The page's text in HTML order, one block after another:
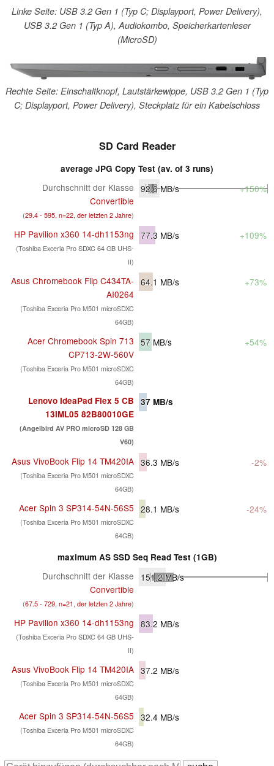
Linke Seite: USB 3.2 Gen 1 (Typ C; Displayport, Power Delivery),
USB 3.2 Gen 1 (Typ A), Audiokombo, Speicherkartenleser
(MicroSD)
Rechte Seite: Einschaltknopf, Lautstärkewippe, USB 3.2 Gen 1 (Typ
C; Displayport, Power Delivery), Steckplatz für ein Kabelschloss
SD Card Reader
average JPG Copy Test (av. of 3 runs)
Durchschnitt der Klasse
Convertible
(29.4 - 595, n=22, der letzten 2 Jahre)
92.6MB/s +150%
HP Pavilion x360 14-dh1153ng
(Toshiba Exceria Pro SDXC 64 GB UHS-
II)
77.3 MB/s +109%
Asus Chromebook Flip C434TA-
AI0264
(Toshiba Exceria Pro M501 microSDXC
64GB)
64.1 MB/s +73%
Acer Chromebook Spin 713
CP713-2W-560V
(Toshiba Exceria Pro M501 microSDXC
64GB)
57 MB/s +54%
Lenovo IdeaPad Flex 5 CB
13IML05 82B80010GE
(Angelbird AV PRO microSD 128 GB
V60)
37 MB/s
Asus VivoBook Flip 14 TM420IA
(Toshiba Exceria Pro M501 microSDXC
64GB)
36.3 MB/s -2%
Acer Spin 3 SP314-54N-56S5
(Toshiba Exceria Pro M501 microSDXC
64GB)
28.1 MB/s -24%
maximum AS SSD Seq Read Test (1GB)
Durchschnitt der Klasse
Convertible
(67.5 - 729, n=21, der letzten 2 Jahre)
151.2 MB/s
HP Pavilion x360 14-dh1153ng
(Toshiba Exceria Pro SDXC 64 GB UHS-
II)
83.2 MB/s
Asus VivoBook Flip 14 TM420IA
(Toshiba Exceria Pro M501 microSDXC
64GB)
37.2 MB/s
Acer Spin 3 SP314-54N-56S5
(Toshiba Exceria Pro M501 microSDXC
64GB)
32.4 MB/s